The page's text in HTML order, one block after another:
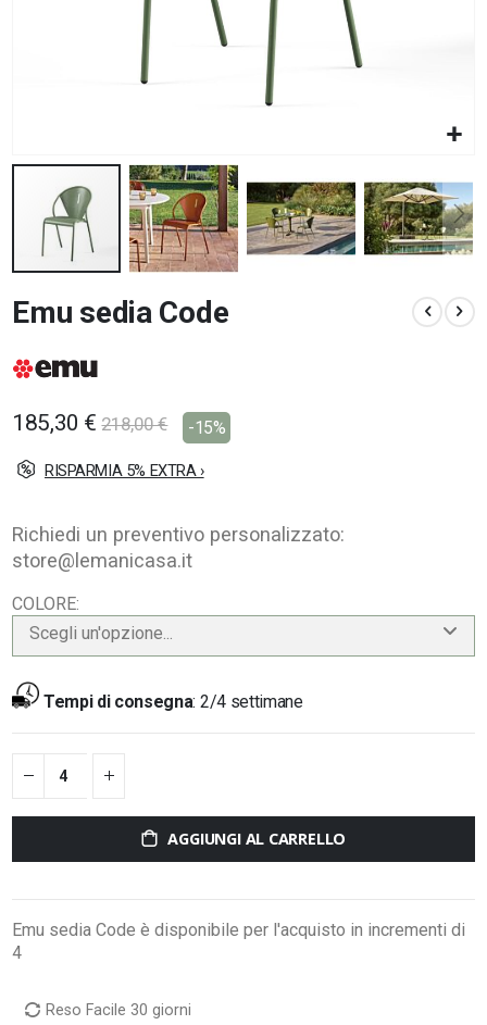
all'inizio
della
di
Emu sedia Code
185,30 € 218,00 € -15%
RISPARMIA 5% EXTRA ›
Richiedi un preventivo personalizzato:
store@lemanicasa.it
COLORE
Scegli un'opzione...
Tempi di consegna: 2/4 settimane
AGGIUNGI AL CARRELLO
Emu sedia Code è disponibile per l'acquisto in incrementi di
4
Reso Facile 30 giorni